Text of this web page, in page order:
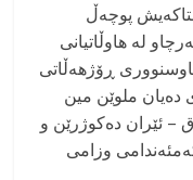
پوچەڵ
لە هاوڵاتیانی
ڕۆژهەڵاتی
ملوێن مین
– ئێران دەکوژرێن و
وزامی